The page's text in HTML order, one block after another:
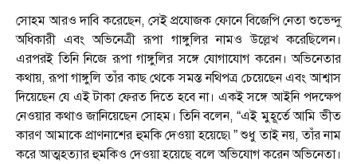
সোহম আরও দাবি করেছেন, সেই প্রযোজক ফোনে বিজেপি নেতা শুভেন্দু
অধিকারী এবং অভিনেত্রী রূপা গাঙ্গুলির নামও উল্লেখ করেছিলেন।
এরপরই তিনি নিজে রূপা গাঙ্গুলির সঙ্গে যোগাযোগ করেন। অভিনেতার
কথায়, রূপা গাঙ্গুলি তাঁর কাছ থেকে সমস্ত নথিপত্র চেয়েছেন এবং আশ্বাস
দিয়েছেন যে এই টাকা ফেরত দিতে হবে না। একই সঙ্গে আইনি পদক্ষেপ
নেওয়ার কথাও জানিয়েছেন সোহম। তিনি বলেন, “এই মুহূর্তে আমি ভীত
কারণ আমাকে প্রাণনাশের হুমকি দেওয়া হয়েছে৷” শুধু তাই নয়, তাঁর নাম
করে আত্মহত্যার হুমকিও দেওয়া হয়েছে বলে অভিযোগ করেন অভিনেতা।